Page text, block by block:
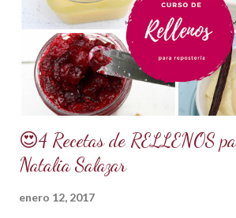
ml de agua o 5 cucharadas de 15 ml
o al gusto *5 ml de VINAGRE BLANCO
como preservante) *1 cucharadita de
el clima es ...
😍4 Recetas de RELLENOS
Natalia Salazar
enero 12, 2017